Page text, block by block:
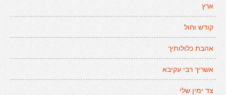
ארץ
קודש וחול
אהבת כלולותיך
אשריך רבי עקיבא
צד ימין שלי